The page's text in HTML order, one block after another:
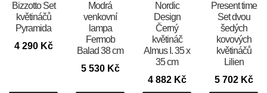
Bizzotto Set
květináčů
Pyramida
4 290 Kč
Modrá
venkovní
lampa
Fermob
Balad 38 cm
5 530 Kč
Nordic
Design
Černý
květináč
Almus I. 35 x
35 cm
4 882 Kč
Present time
Set dvou
šedých
kovových
květináčů
Lilien
5 702 Kč